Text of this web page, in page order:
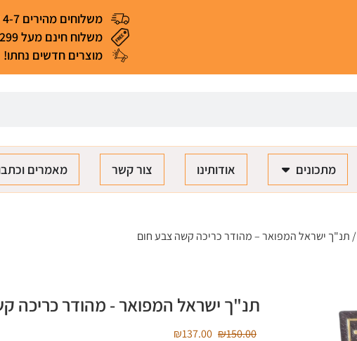
משלוחים מהירים 4-7 ימי עסקים
משלוח חינם מעל 299 ₪ (*למעט מאכלים ומוצרים רגישים)
מוצרים חדשים נחתו!
מתכונים אודותינו צור קשר מאמרים
/ תנ"ך ישראל המפואר – מהודר כריכה קשה צבע חום
תנ"ך ישראל המפואר - מהודר כריכה
₪150.00
₪137.00